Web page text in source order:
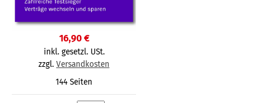
16,90 €
inkl. gesetzl. USt.
zzgl. Versandkosten
144 Seiten